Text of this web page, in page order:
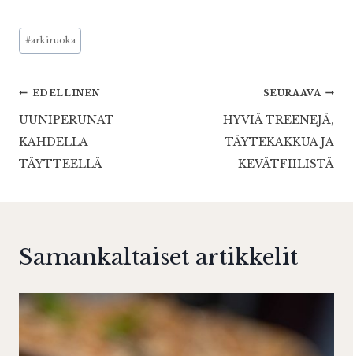
Avainsanat:
#arkiruoka
Artikkelien
selaus
EDELLINEN
UUNIPERUNAT
KAHDELLA
TÄYTTEELLÄ
SEURAAVA
HYVIÄ TREENEJÄ,
TÄYTEKAKKUA JA
KEVÄTFIILISTÄ
Samankaltaiset artikkelit